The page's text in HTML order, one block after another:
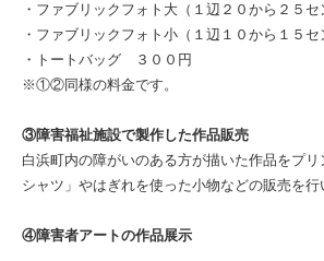
・ファブリックフォト大（１辺２０から２５
・ファブリックフォト小（１辺１０から１５セ
・トートバッグ ３００円
※①②同様の料金です。
③障害福祉施設で製作した作品販売
白浜町内の障がいのある方が描いた作品をプ
シャツ」やはぎれを使った小物などの販売を行
④障害者アートの作品展示